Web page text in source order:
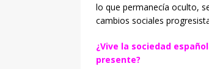
lo que permanecía oculto,
cambios sociales
¿Vive la sociedad
presente?